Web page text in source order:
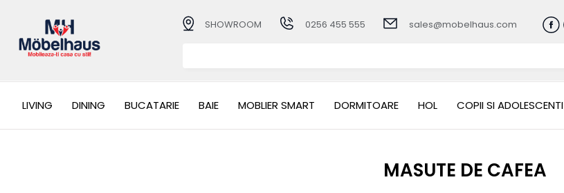
SHOWROOM 0256 455 555 sales@mobelhaus.com
LIVING DINING BUCATARIE BAIE MOBLIER SMART DORMITOARE HOL COPII SI ADOLESCENTI
MASUTE DE CAFEA